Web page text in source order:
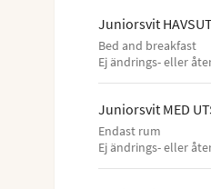
Juniorsvit
Bed and breakfast
Ej ändrings- eller
Juniorsvit MED
Endast rum
Ej ändrings- eller